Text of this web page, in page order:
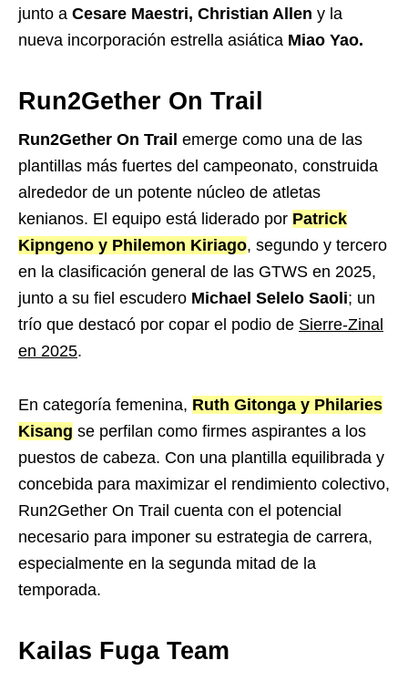
junto a Cesare Maestri, Christian Allen y la
nueva incorporación estrella asiática Miao Yao.
Run2Gether On Trail
Run2Gether On Trail emerge como una de las
plantillas más fuertes del campeonato, construida
alrededor de un potente núcleo de atletas
kenianos. El equipo está liderado por Patrick
Kipngeno y Philemon Kiriago, segundo y tercero
en la clasificación general de las GTWS en 2025,
junto a su fiel escudero Michael Selelo Saoli; un
trío que destacó por copar el podio de Sierre-Zinal
en 2025.
En categoría femenina, Ruth Gitonga y Philaries
Kisang se perfilan como firmes aspirantes a los
puestos de cabeza. Con una plantilla equilibrada y
concebida para maximizar el rendimiento colectivo,
Run2Gether On Trail cuenta con el potencial
necesario para imponer su estrategia de carrera,
especialmente en la segunda mitad de la
temporada.
Kailas Fuga Team